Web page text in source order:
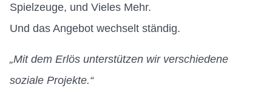
Spielzeuge, und Vieles Mehr.
Und das Angebot wechselt ständig.
„Mit dem Erlös unterstützen wir verschiedene
soziale Projekte.“